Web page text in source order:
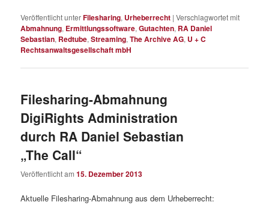
Veröffentlicht unterFilesharing, Urheberrecht |Verschlagwortet mit
Abmahnung, Ermittlungssoftware,Gutachten, RA Daniel
Sebastian, Redtube,Streaming,The Archive AG, U + C
Rechtsanwaltsgesellschaft mbH
Filesharing-Abmahnung
DigiRights Administration
durch RA Daniel Sebastian
„The Call“
Veröffentlicht am15. Dezember 2013
Aktuelle Filesharing-Abmahnung aus dem Urheberrecht: